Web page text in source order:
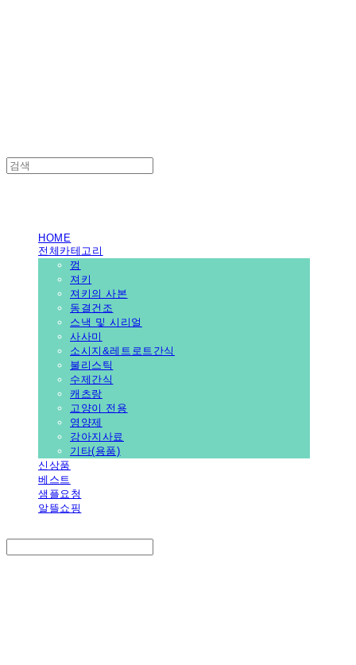
HOME
전체카테고리
껌
져키
져키의 사본
동결건조
스낵 및 시리얼
사사미
소시지&레트로트간식
불리스틱
수제간식
캐츠랑
고양이 전용
영양제
강아지사료
기타(용품)
신상품
베스트
샘플요청
알뜰쇼핑